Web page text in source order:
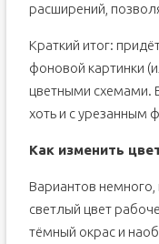
расширений,
Краткий итог:
фоновой картинки
цветными схемами.
хоть и с урезанным
Как изменить
Вариантов
светлый цвет
тёмный окрас и